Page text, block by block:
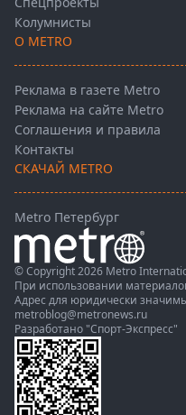
Колумнисты
О METRO
Реклама в газете Metro
Реклама на сайте Metro
Соглашения и правила
Контакты
СКАЧАЙ METRO
Metro Петербург
© Copyright 2026 Metro
При использовании
Адрес для юридически
metroblog@metronews.ru
Разработано "Спорт-Экспресс"